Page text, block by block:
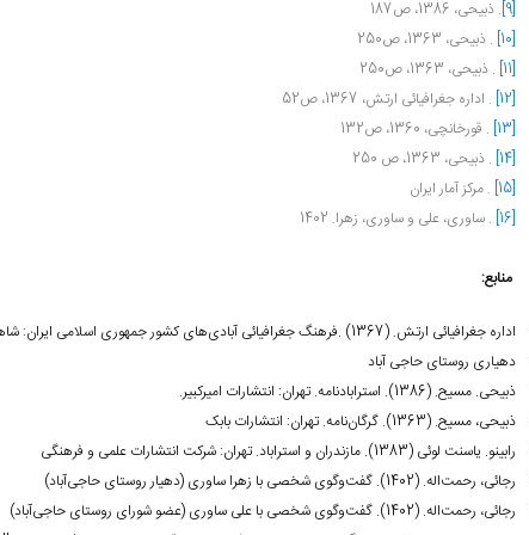
[9]. ذبیحی، 1386، ص187
[10] . ذبیحی، 1363، ص250
[11] . ذبیحی، 1363، ص250
[12] . اداره جغرافیائی ارتش، 1367، ص52
[13] . قورخانچی، 1360، ص132
[14] . ذبیحی، 1363، ص 250
[15] . مرکز آمار ایران
[16] . ساوری، علی و ساوری، زهرا. 1402
منابع:
اداره جغرافیائی ارتش. (1367) .فرهنگ جغرافیائی آبادی‌های کشور جمهوری اسلامی ایران:
دهیاری روستای حاجی آباد
ذبیحی. مسیح. (1386). استرابادنامه. تهران: انتشارات امیرکبیر.
ذبیحی، مسیح. (1363). گرگان‌نامه. تهران: انتشارات بابک
رابینو. یاسنت لوئی (1383). مازندران و استراباد. تهران: شرکت انتشارات علمی و فرهنگی
رجائی، رحمت‌اله. (1402). گفت‌وگوی شخصی با زهرا ساوری (دهیار روستای حاجی‌آباد)
رجائی، رحمت‌اله. (1402). گفت‌وگوی شخصی با علی ساوری (عضو شورای روستای حاجی‌آباد)